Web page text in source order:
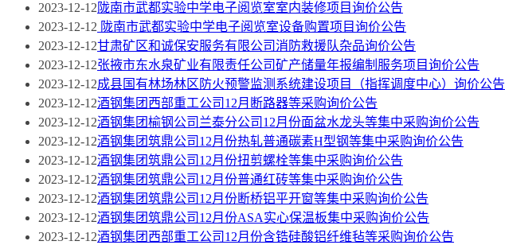
2023-12-12陇南市武都实验中学电子阅览室室内装修项目询价公告
2023-12-12 陇南市武都实验中学电子阅览室设备购置项目询价公告
2023-12-12甘肃矿区和诚保安服务有限公司消防救援队杂品询价公告
2023-12-12张掖市东水泉矿业有限责任公司矿产储量年报编制服务项目询价公告
2023-12-12成县国有林场林区防火预警监测系统建设项目（指挥调度中心）询价公告
2023-12-12酒钢集团西部重工公司12月断路器等采购询价公告
2023-12-12酒钢集团榆钢公司兰泰分公司12月份面盆水龙头等集中采购询价公告
2023-12-12酒钢集团筑鼎公司12月份热轧普通碳素H型钢等集中采购询价公告
2023-12-12酒钢集团筑鼎公司12月份扭剪螺栓等集中采购询价公告
2023-12-12酒钢集团筑鼎公司12月份普通红砖等集中采购询价公告
2023-12-12酒钢集团筑鼎公司12月份断桥铝平开窗等集中采购询价公告
2023-12-12酒钢集团筑鼎公司12月份ASA实心保温板集中采购询价公告
2023-12-12酒钢集团西部重工公司12月份含锆硅酸铝纤维毡等采购询价公告